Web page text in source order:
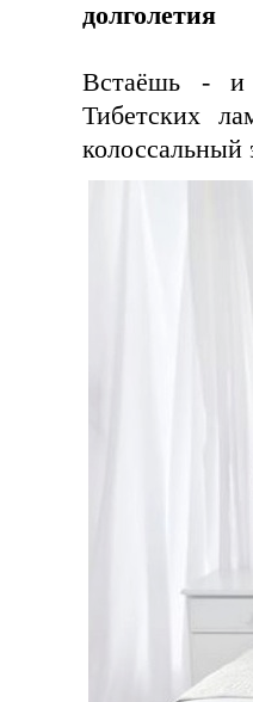
долголетия
Встаёшь - и
Тибетских